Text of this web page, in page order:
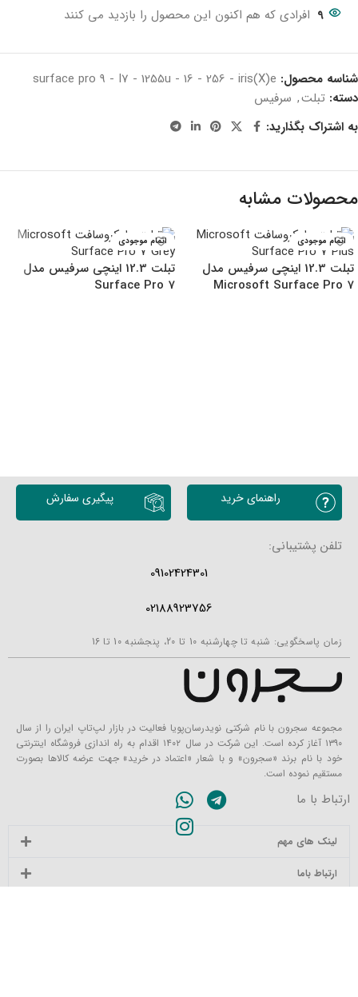
9 افرادی که هم اکنون این محصول را بازدید می کنند
شناسه محصول: surface pro 9 - I7 - 1255u - 16 - 256 - iris(X)e
دسته: تبلت, سرفیس
به اشتراک بگذارید:
محصولات مشابه
اتمام موجودی
تبلت 12.3 اینچی سرفیس مدل
Microsoft Surface Pro 7
اتمام موجودی
تبلت 12.3 اینچی سرفیس مدل
Surface Pro 7
راهنمای خرید پیگیری سفارش
تلفن پشتیبانی:
09102424301
02188923756
زمان پاسخگویی: شنبه تا چهارشنبه 10 تا 20، پنجشنبه 10 تا 16
مجموعه سجرون با نام شرکتی نویدرسان‌پویا فعالیت در بازار لپ‌تاپ ایران را از سال
۱۳۹۰ آغاز کرده است. این شرکت در سال ۱۴۰۲ اقدام به راه اندازی فروشگاه اینترنتی
خود با نام برند «سجرون» و با شعار «اعتماد در خرید» جهت عرضه کالاها بصورت
مستقیم نموده است.
ارتباط با ما
لینک های مهم
ارتباط باما